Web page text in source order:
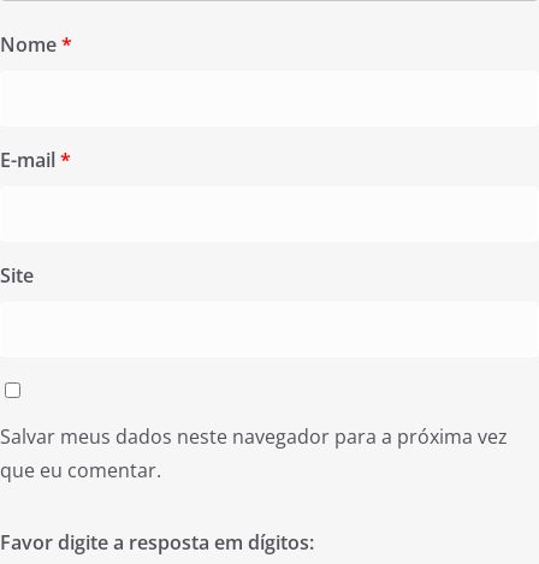
Nome*
E-mail*
Site
Salvar meus dados neste navegador para a próxima vez
que eu comentar.
Favor digite a resposta em dígitos: